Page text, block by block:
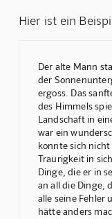
Hier ist ein
Der alte Mann
der
ergoss. Das
des Himmels
Landschaft in
war ein
konnte sich
Traurigkeit in
Dinge, die er in
an all die Dinge,
alle seine Fehler
hätte anders